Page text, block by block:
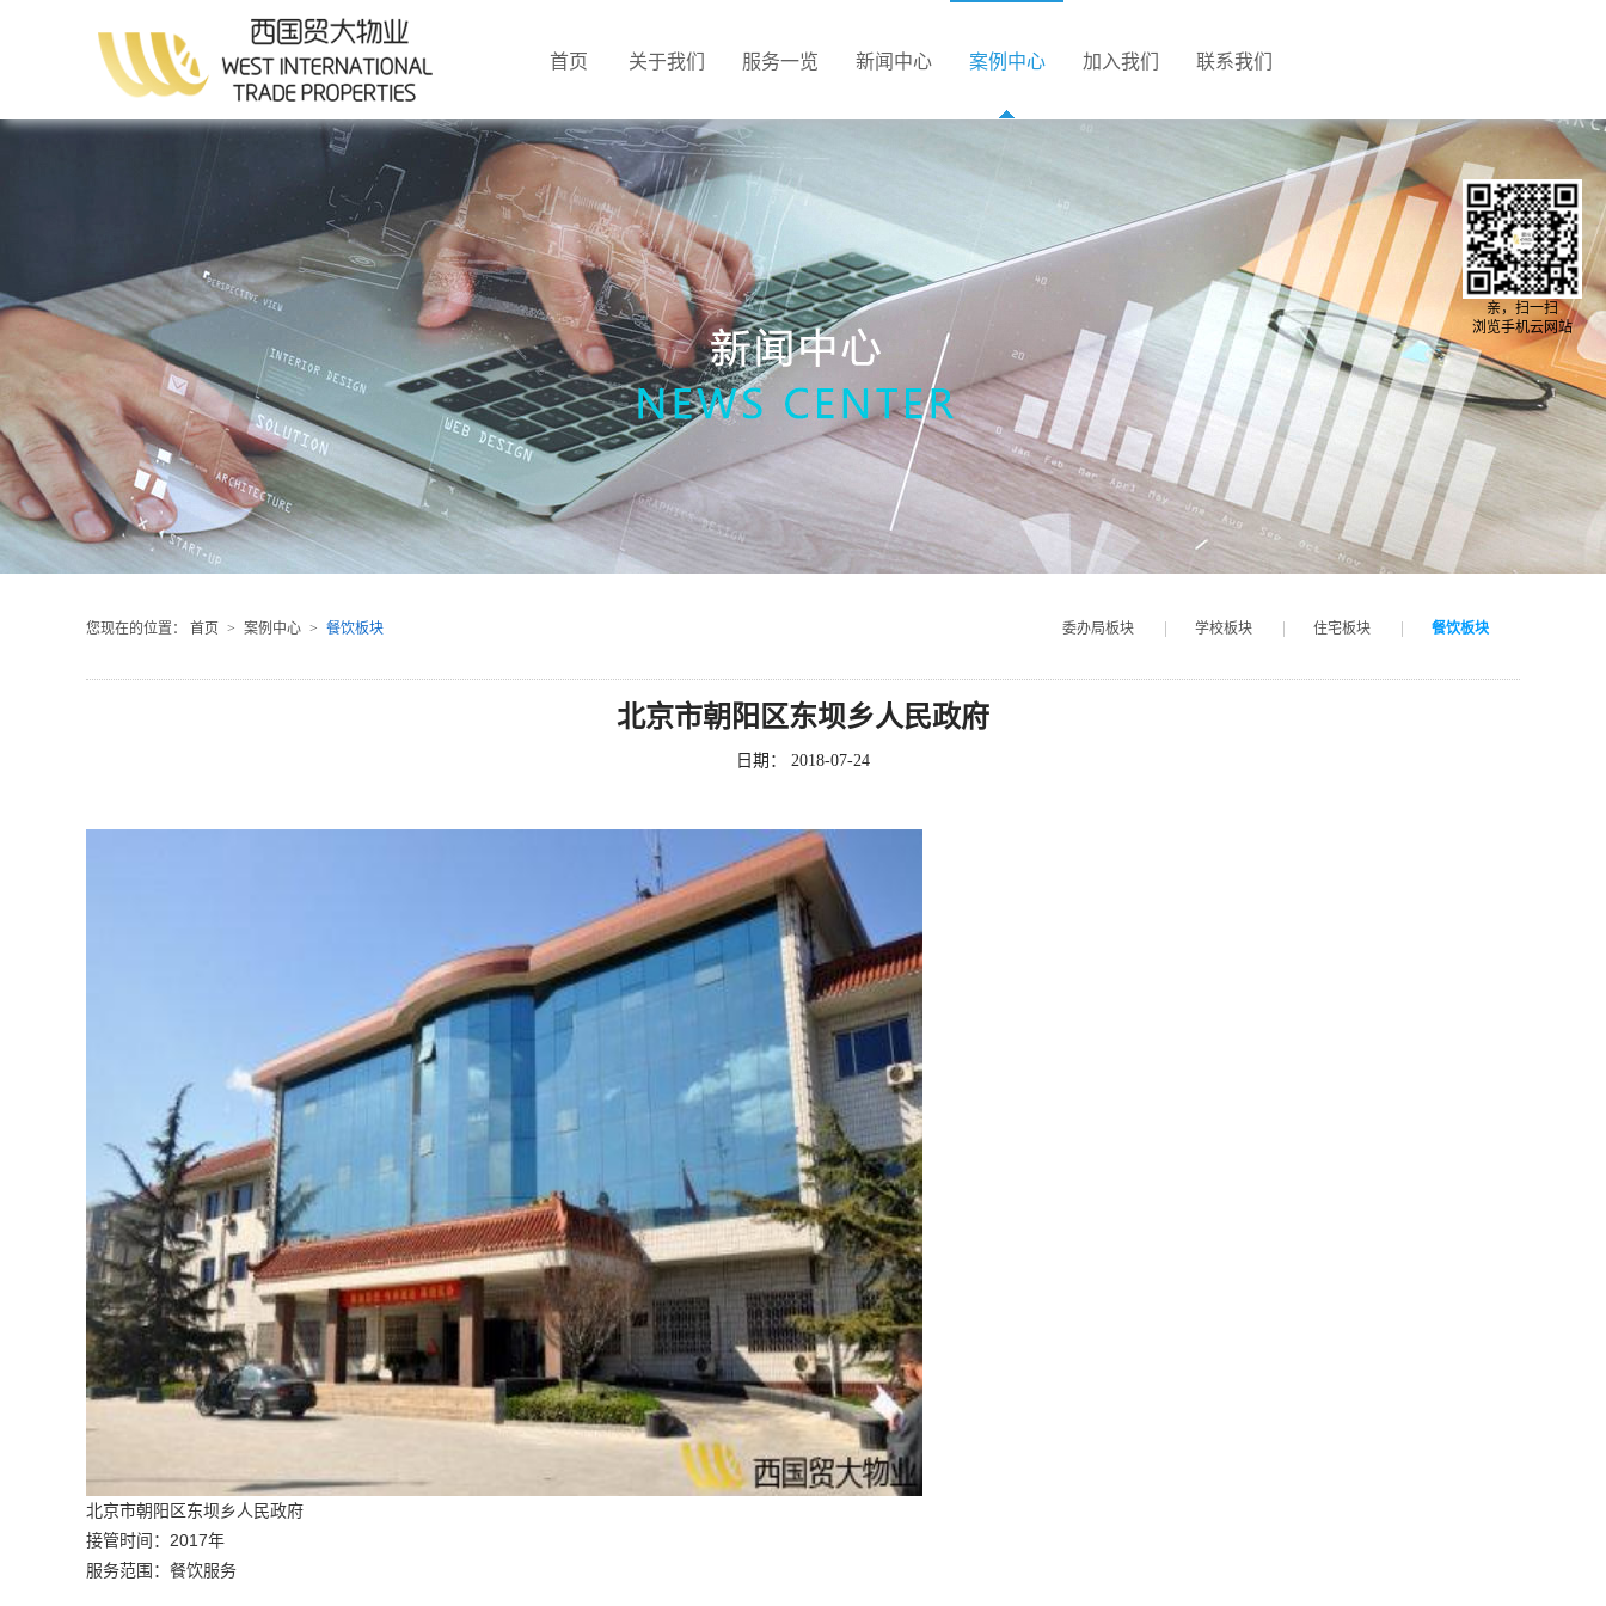
首页 关于我们 服务一览 新闻中心 案例中心 加入我们 联系我们
您现在的位置： 首页 > 案例中心 > 餐饮板块 委办局板块 学校板块 住宅板块 餐饮板块
北京市朝阳区东坝乡人民政府
日期： 2018-07-24
北京市朝阳区东坝乡人民政府
接管时间：2017年
服务范围：餐饮服务
亲，扫一扫
浏览手机云网站